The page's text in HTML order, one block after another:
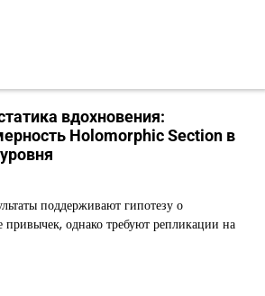
вдохновения:
Holomorphic Section в
поддерживают гипотезу о
привычек, однако требуют репликации на